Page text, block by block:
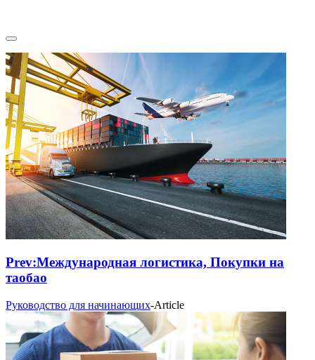
Prev:Международная логистика, Покупки на
таобао
Руководство для начинающих-Article